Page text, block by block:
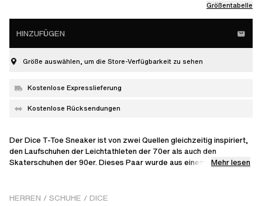
Größentabelle
HINZUFÜGEN
Größe auswählen, um die Store-Verfügbarkeit zu sehen
Kostenlose Expresslieferung
Kostenlose Rücksendungen
Der Dice T-Toe Sneaker ist von zwei Quellen gleichzeitig inspiriert,
den Laufschuhen der Leichtathleten der 70er als auch den
Skaterschuhen der 90er. Dieses Paar wurde aus einem
Mehr lesen
HERREN / SCHUHE / DICE